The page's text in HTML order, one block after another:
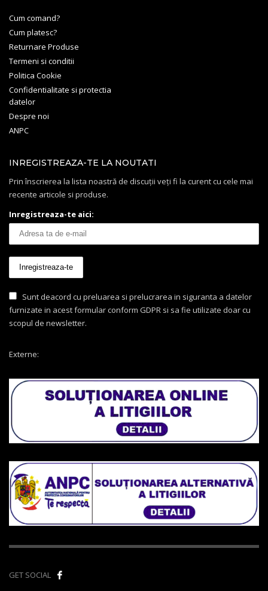
Cum comand?
Cum platesc?
Returnare Produse
Termeni si conditii
Politica Cookie
Confidentialitate si protectia
datelor
Despre noi
ANPC
INREGISTREAZA-TE LA NOUTATI
Prin înscrierea la lista noastră de discuții veți fi la curent cu cele mai
recente articole si produse.
Inregistreaza-te aici:
Sunt deacord cu preluarea si prelucrarea in siguranta a datelor
furnizate in acest formular conform GDPR si sa fie utilizate doar cu
scopul de newsletter.
Externe:
GET SOCIAL